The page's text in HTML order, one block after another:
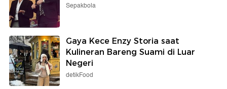
Sepakbola
Gaya Kece Enzy Storia saat
Kulineran Bareng Suami di Luar
Negeri
detikFood